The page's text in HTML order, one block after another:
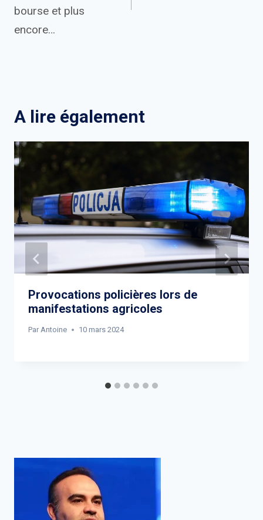
bourse et plus
encore…
A lire également
Provocations policières lors de
manifestations agricoles
Par Antoine 10 mars 2024